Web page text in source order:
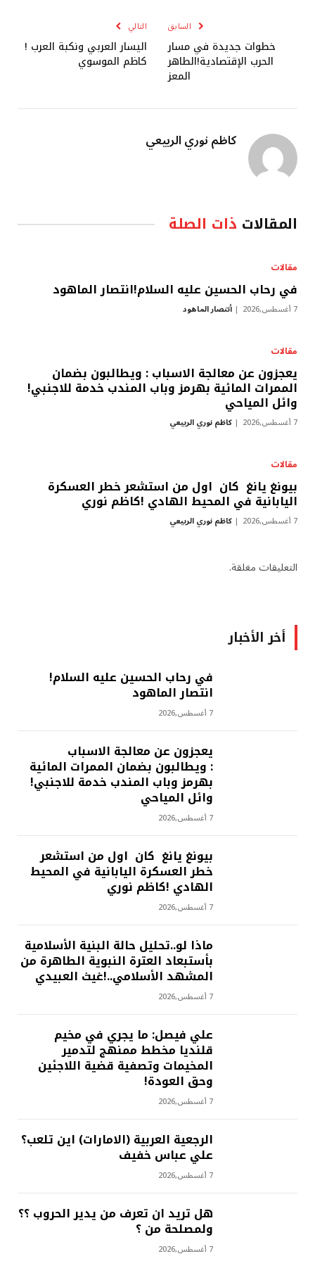
السابق
خطوات جديدة في مسار
الحرب الإقتصادية!الطاهر
المعز
التالي
اليسار العربي ونكبة العرب !
كاظم الموسوي
كاظم نوري الربيعي
المقالات ذات الصلة
مقالات
في رحاب الحسين عليه السلام!انتصار الماهود
7 أغسطس,2026 أنتصار الماهود
مقالات
يعجزون عن معالجة الاسباب : ويطالبون بضمان
الممرات المائية بهرمز وباب المندب خدمة للاجنبي!
وائل المياحي
7 أغسطس,2026 كاظم نوري الربيعي
مقالات
بيونغ يانغ كان اول من استشعر خطر العسكرة
اليابانية في المحيط الهادي !كاظم نوري
7 أغسطس,2026 كاظم نوري الربيعي
التعليقات مغلقة.
أخر الأخبار
في رحاب الحسين عليه السلام!
انتصار الماهود
7 أغسطس,2026
يعجزون عن معالجة الاسباب
: ويطالبون بضمان الممرات المائية
بهرمز وباب المندب خدمة للاجنبي!
وائل المياحي
7 أغسطس,2026
بيونغ يانغ كان اول من استشعر
خطر العسكرة اليابانية في المحيط
الهادي !كاظم نوري
7 أغسطس,2026
ماذا لو..تحليل حالة البنية الأسلامية
بأستبعاد العترة النبوية الطاهرة من
المشهد الأسلامي..!غيث العبيدي
7 أغسطس,2026
علي فيصل: ما يجري في مخيم
قلنديا مخطط ممنهج لتدمير
المخيمات وتصفية قضية اللاجئين
وحق العودة!
7 أغسطس,2026
الرجعية العربية (الامارات) اين تلعب؟
علي عباس خفيف
7 أغسطس,2026
هل تريد ان تعرف من يدير الحروب ؟؟
ولمصلحة من ؟
7 أغسطس,2026